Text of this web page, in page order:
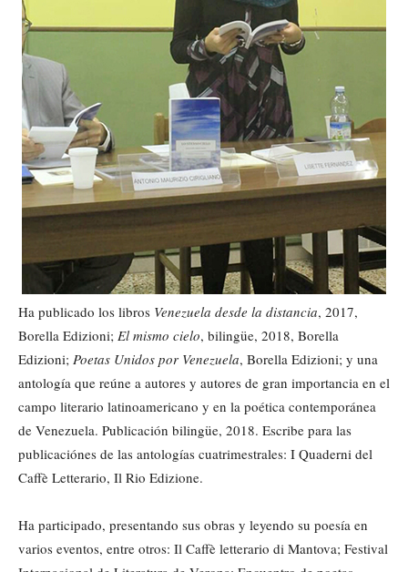
Ha publicado los libros Venezuela desde la distancia, 2017,
Borella Edizioni; El mismo cielo, bilingüe, 2018, Borella
Edizioni; Poetas Unidos por Venezuela, Borella Edizioni; y una
antología que reúne a autores y autores de gran importancia en el
campo literario latinoamericano y en la poética contemporánea
de Venezuela. Publicación bilingüe, 2018. Escribe para las
publicaciónes de las antologías cuatrimestrales: I Quaderni del
Caffè Letterario, Il Rio Edizione.
Ha participado, presentando sus obras y leyendo su poesía en
varios eventos, entre otros: Il Caffè letterario di Mantova; Festival